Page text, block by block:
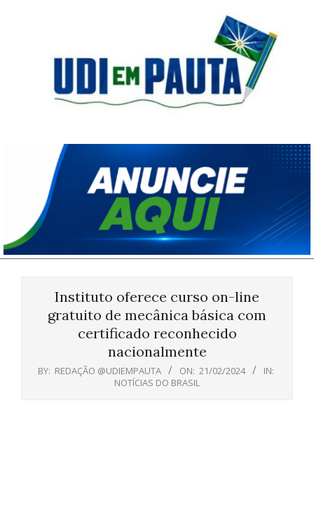
Pauta
Instituto oferece curso on-line
gratuito de mecânica básica com
certificado reconhecido
nacionalmente
BY: REDAÇÃO @UDIEMPAUTA ON: 21/02/2024
IN:
NOTÍCIAS DO BRASIL